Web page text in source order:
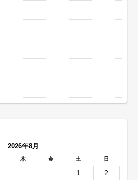
2026年8月
木 金 土 日
1
2